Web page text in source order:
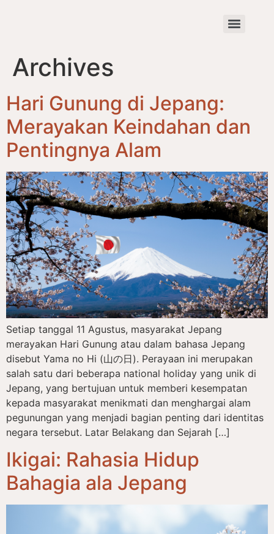
Archives
Hari Gunung di Jepang:
Merayakan Keindahan dan
Pentingnya Alam
Setiap tanggal 11 Agustus, masyarakat Jepang
merayakan Hari Gunung atau dalam bahasa Jepang
disebut Yama no Hi (山の日). Perayaan ini merupakan
salah satu dari beberapa national holiday yang unik di
Jepang, yang bertujuan untuk memberi kesempatan
kepada masyarakat menikmati dan menghargai alam
pegunungan yang menjadi bagian penting dari identitas
negara tersebut. Latar Belakang dan Sejarah […]
Ikigai: Rahasia Hidup
Bahagia ala Jepang